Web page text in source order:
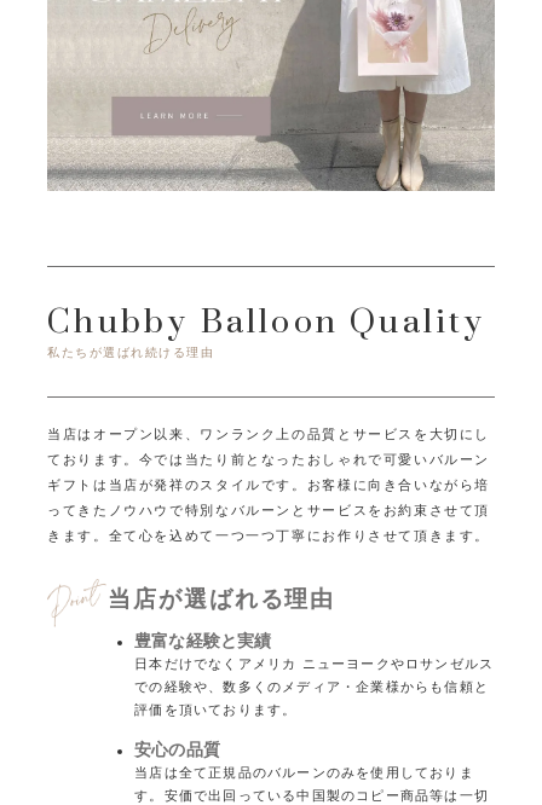
Chubby Balloon Quality
私たちが選ばれ続ける理由
当店はオープン以来、ワンランク上の品質とサービスを大切にし
ております。 今では当たり前となったおしゃれで可愛いバルーン
ギフトは当店が発祥のスタイルです。
お客様に向き合いながら培
ってきたノウハウで特別なバルーンとサービスをお約束させて頂
きます。 全て心を込めて一つ一つ丁寧にお作りさせて頂きます。
当店が選ばれる理由
豊富な経験と実績
日本だけでなくアメリカ ニューヨークやロサンゼルス
での経験や、数多くのメディア・企業様からも信頼と
評価を頂いております。
安心の品質
当店は全て正規品のバルーンのみを使用しておりま
す。安価で出回っている中国製のコピー商品等は一切